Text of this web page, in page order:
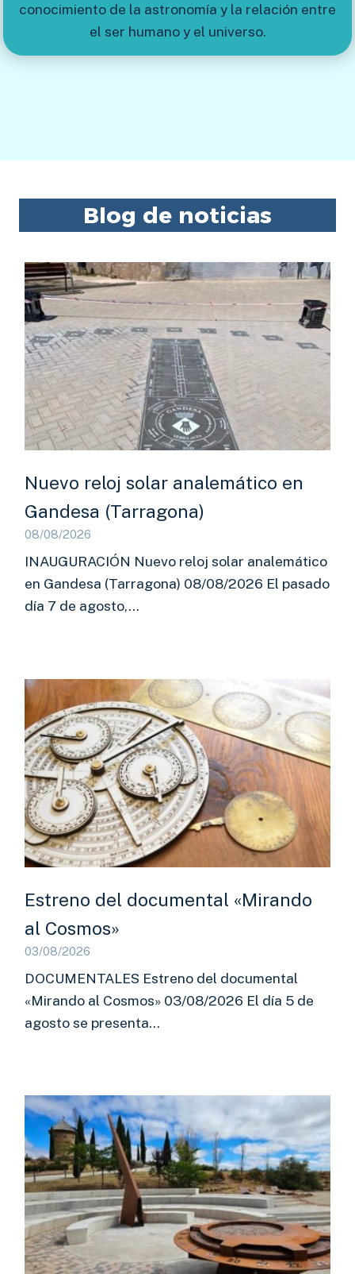
conocimiento de la astronomía y la relación entre
el ser humano y el universo.
Blog de noticias
Nuevo reloj solar analemático en
Gandesa (Tarragona)
08/08/2026
INAUGURACIÓN Nuevo reloj solar analemático
en Gandesa (Tarragona) 08/08/2026 El pasado
día 7 de agosto,…
Estreno del documental «Mirando
al Cosmos»
03/08/2026
DOCUMENTALES Estreno del documental
«Mirando al Cosmos» 03/08/2026 El día 5 de
agosto se presenta…